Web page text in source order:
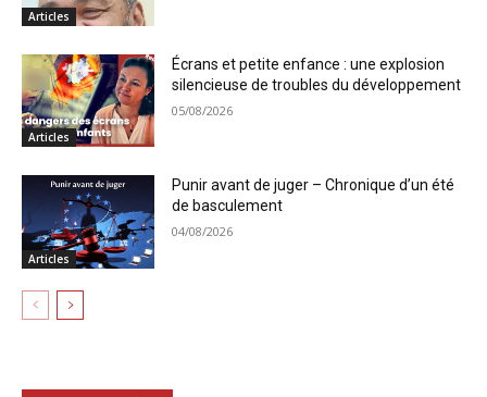
Articles
Articles
Écrans et petite enfance : une explosion
silencieuse de troubles du développement
05/08/2026
Articles
Punir avant de juger – Chronique d’un été
de basculement
04/08/2026